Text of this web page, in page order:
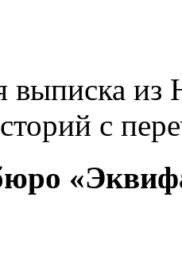
выписка из
с